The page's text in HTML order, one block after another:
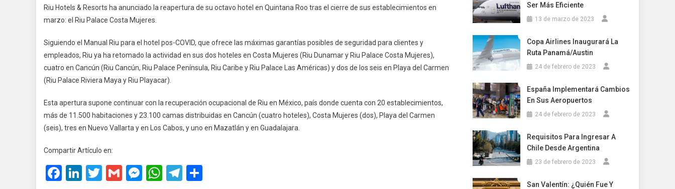
12
Quintana
Roo
Riu Hotels & Resorts ha anunciado la reapertura de su octavo hotel en Quintana Roo tras el cierre de sus establecimientos en
marzo: el Riu Palace Costa Mujeres.
Siguiendo el Manual Riu para el hotel pos-COVID, que ofrece las máximas garantías posibles de seguridad para clientes y
empleados, Riu ya ha retomado la actividad en sus dos hoteles en Costa Mujeres (Riu Dunamar y Riu Palace Costa Mujeres),
cuatro en Cancún (Riu Cancún, Riu Palace Península, Riu Caribe y Riu Palace Las Américas) y dos de los seis en Playa del Carmen
(Riu Palace Riviera Maya y Riu Playacar).
Esta apertura supone continuar con la recuperación ocupacional de Riu en México, país donde cuenta con 20 establecimientos,
más de 11.500 habitaciones y 23.100 camas distribuidas en Cancún (cuatro hoteles), Costa Mujeres (dos), Playa del Carmen
(seis), tres en Nuevo Vallarta y en Los Cabos, y uno en Mazatlán y en Guadalajara.
Compartir Artículo en:
Facebook
LinkedIn
Twitter
GmailMessenger
WhatsApp
Telegram
Ser Más Eficiente
13 de marzo de 2023
Copa Airlines Inaugurará La
Ruta Panamá/Austin
24 de febrero de 2023
España Implementará Cambios
En Sus Aeropuertos
24 de febrero de 2023
Requisitos Para Ingresar A
Chile Desde Argentina
23 de febrero de 2023
San Valentín: ¿Quién Fue Y